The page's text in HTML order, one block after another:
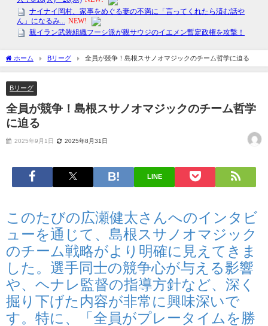
ホーム Bリーグ 全員が競争！島根スサノオマジックのチーム哲学に迫る
Bリーグ
全員が競争！島根スサノオマジックのチーム哲学
に迫る
2025年9月1日 2025年8月31日
LINE
このたびの広瀬健太さんへのインタビ
ューを通じて、島根スサノオマジック
のチーム戦略がより明確に見えてきま
した。選手同士の競争心が与える影響
や、ヘナレ監督の指導方針など、深く
掘り下げた内容が非常に興味深いで
す。特に、「全員がプレータイムを勝